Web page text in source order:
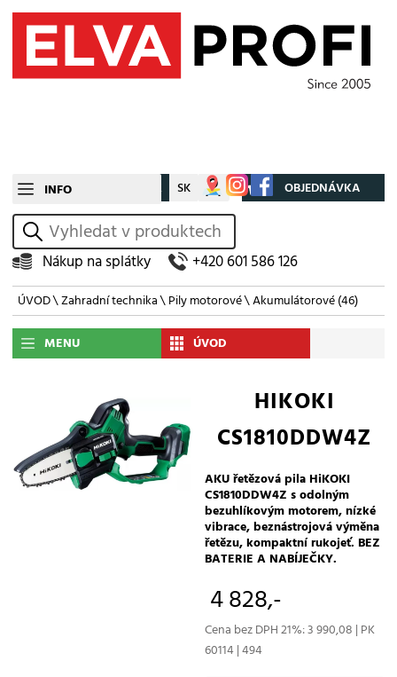
INFO CZ SK Můj účet OBJEDNÁVKA
vyhledat
Nákup na splátky +420 601 586 126
ÚVOD\Zahradní technika\Pily motorové\Akumulátorové(46)
MENU ÚVOD
HIKOKI
CS1810DDW4Z
AKU řetězová pila HiKOKI
CS1810DDW4Z s odolným
bezuhlíkovým motorem, nízké
vibrace, beznástrojová výměna
řetězu, kompaktní rukojeť. BEZ
BATERIE A NABÍJEČKY.
4 828,-
Cena bez DPH 21%: 3 990,08 | PK
60114 | 494